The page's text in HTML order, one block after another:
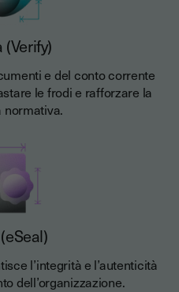
e del conto corrente
le frodi e rafforzare la
l’integrità e l’autenticità
dell’organizzazione.